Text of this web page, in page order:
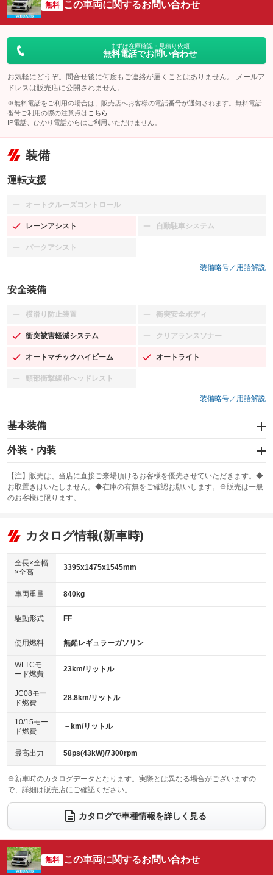
無料 この車両に関するお問い合わせ
まずは在庫確認・見積り依頼
無料電話でお問い合わせ
お気軽にどうぞ。問合せ後に何度もご連絡が届くことはありません。 メールア
ドレスは販売店に公開されません。
※無料電話をご利用の場合は、販売店へお客様の電話番号が通知されます。無料電話
番号ご利用の際の注意点は こちら
IP電話、ひかり電話からはご利用いただけません。
装備
運転支援
オートクルーズコントロール
：装備なし
レーンアシスト
：装備あり 自動駐車システム
：装備なし
パークアシスト
：装備なし
装備略号／用語解説
安全装備
横滑り防止装置
：装備なし 衝突安全ボディ
：装備なし
衝突被害軽減システム
：装備あり クリアランスソナー
：装備なし
オートマチックハイビーム
：装備あり オートライト
：装備あり
頸部衝撃緩和ヘッドレスト
：装備なし
装備略号／用語解説
基本装備
エアバッグ：運転席/助手席/サイド
：装備あり
：装備なし
サンルーフ
：装備なし ABS
リフトアップ
：装備なし
：装備なし
パワーウィンドウ
アイドリングストップ
：装備なし
USB入力端子
：装備なし
100V電源
：装備なし
センターデフロック
：装備なし
電動格納ミラー
：装備あり
外装・内装
カーナビ
：装備なし
TV
：装備なし
ビジュアル
：装備なし
：装備なし
革シート
キーレス
HID(キセノンライト)
：装備なし
バックカメラ
：装備なし
エアロ
：装備なし
：装備なし
パワーシート
ベンチシート
：装備なし
チップアップシート
：装備なし
：装備なし ：装備なし
ウォークスルー
：装備なし
電動リアゲート フロントカメラ
：装備なし
：装備なし ：装備なし
サイドカメラ
：装備なし ルーフレール
：装備なし
【注】販売は、当店に直接ご来場頂けるお客様を優先させていただきます。◆
お取置きはいたしません。◆在庫の有無をご確認お願いします。※販売は一般
のお客様に限ります。
カタログ情報(新車時)
全長×全幅
×全高
3395x1475x1545mm
車両重量 840kg
駆動形式 FF
使用燃料 無鉛レギュラーガソリン
WLTCモ
ード燃費
23km/リットル
JC08モー
ド燃費
28.8km/リットル
10/15モー
ド燃費
－km/リットル
最高出力 58ps(43kW)/7300rpm
※新車時のカタログデータとなります。実際とは異なる場合がございますの
で、詳細は販売店にご確認ください。
カタログで車種情報を詳しく見る
無料 この車両に関するお問い合わせ